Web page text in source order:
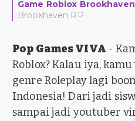
Game Roblox Brookhaven
Brookhaven RP
Pop Games VIVA -
Roblox? Kalau iya,
genre Roleplay lagi
Indonesia! Dari jadi
sampai jadi youtuber